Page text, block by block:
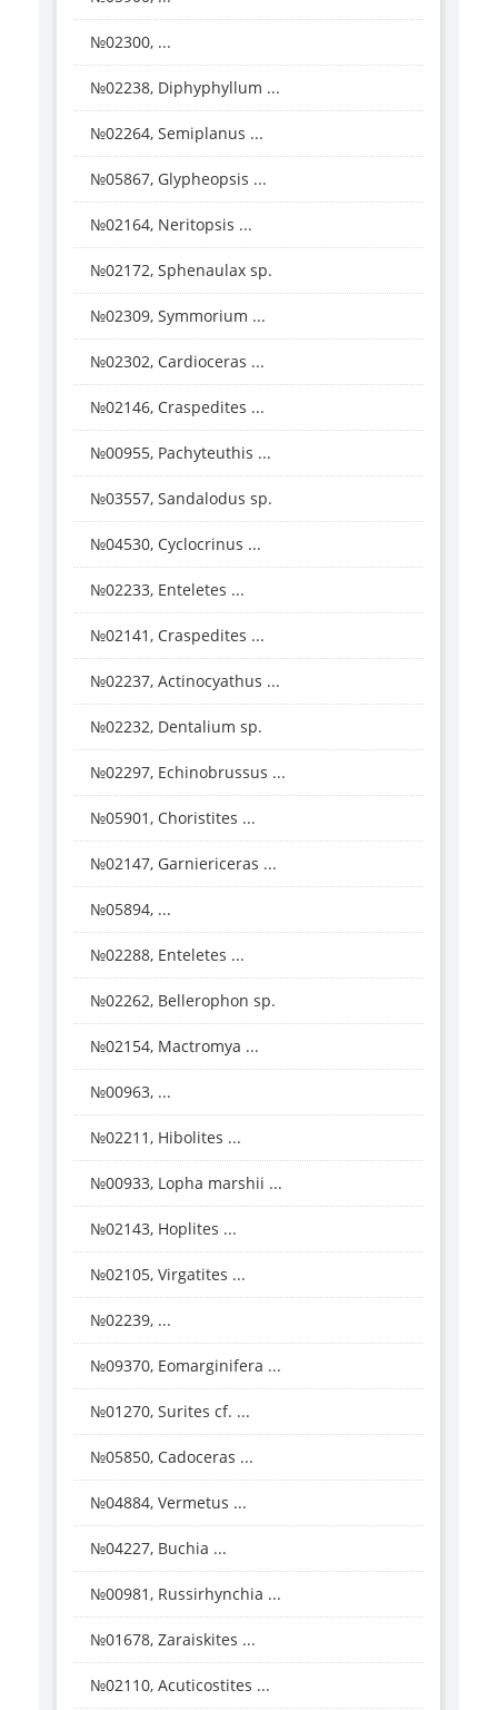
№02300, ...
№02238, Diphyphyllum ...
№02264, Semiplanus ...
№05867, Glypheopsis ...
№02164, Neritopsis ...
№02172, Sphenaulax sp.
№02309, Symmorium ...
№02302, Cardioceras ...
№02146, Craspedites ...
№00955, Pachyteuthis ...
№03557, Sandalodus sp.
№04530, Cyclocrinus ...
№02233, Enteletes ...
№02141, Craspedites ...
№02237, Actinocyathus ...
№02232, Dentalium sp.
№02297, Echinobrussus ...
№05901, Choristites ...
№02147, Garniericeras ...
№05894, ...
№02288, Enteletes ...
№02262, Bellerophon sp.
№02154, Mactromya ...
№00963, ...
№02211, Hibolites ...
№00933, Lopha marshii ...
№02143, Hoplites ...
№02105, Virgatites ...
№02239, ...
№09370, Eomarginifera ...
№01270, Surites cf. ...
№05850, Cadoceras ...
№04884, Vermetus ...
№04227, Buchia ...
№00981, Russirhynchia ...
№01678, Zaraiskites ...
№02110, Acuticostites ...